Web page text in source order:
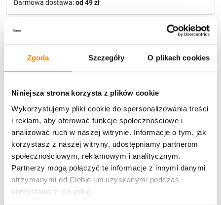
Zgoda Szczegóły O plikach cookies
Niniejsza strona korzysta z plików cookie
Wykorzystujemy pliki cookie do spersonalizowania treści
i reklam, aby oferować funkcje społecznościowe i
analizować ruch w naszej witrynie. Informacje o tym, jak
korzystasz z naszej witryny, udostępniamy partnerom
społecznościowym, reklamowym i analitycznym.
Partnerzy mogą połączyć te informacje z innymi danymi
otrzymanymi od Ciebie lub uzyskanymi podczas
korzystania z ich usług.
Potrzebujesz większą ilość? Zapraszamy do naszej
hurtowniiPrzejdź do hurtowni B2B
Darmowa dostawa:od 49 zł
Specyfikacja
Opinie klientów